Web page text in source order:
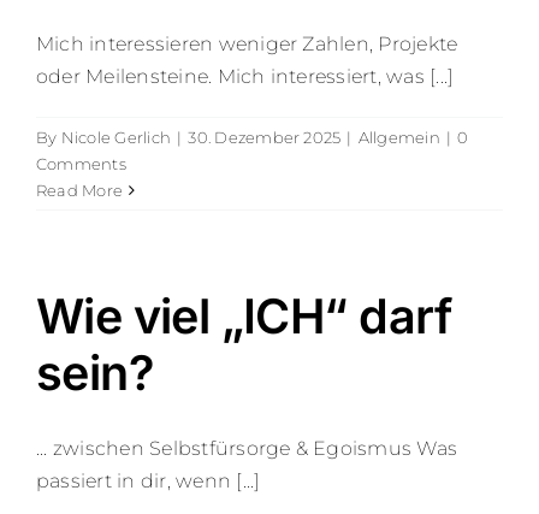
Mich interessieren weniger Zahlen, Projekte
oder Meilensteine. Mich interessiert, was [...]
By Nicole Gerlich | 30. Dezember 2025 | Allgemein | 0
Comments
Read More
Wie viel „ICH“ darf
sein?
... zwischen Selbstfürsorge & Egoismus Was
passiert in dir, wenn [...]